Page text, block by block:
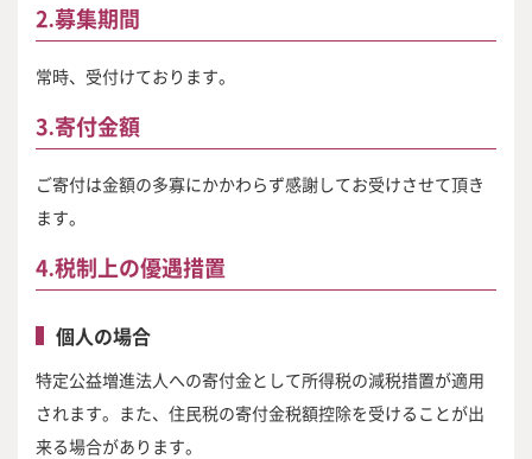
2.募集期間
常時、受付けております。
3.寄付金額
ご寄付は金額の多寡にかかわらず感謝してお受けさせて頂き
ます。
4.税制上の優遇措置
個人の場合
特定公益増進法人への寄付金として所得税の減税措置が適用
されます。また、住民税の寄付金税額控除を受けることが出
来る場合があります。